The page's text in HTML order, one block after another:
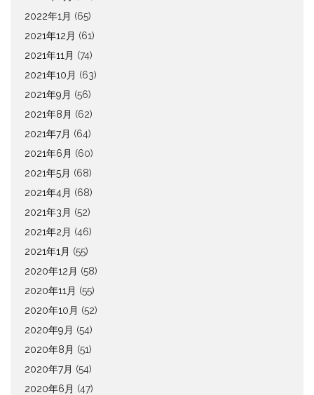
2022年1月 (65)
2021年12月 (61)
2021年11月 (74)
2021年10月 (63)
2021年9月 (56)
2021年8月 (62)
2021年7月 (64)
2021年6月 (60)
2021年5月 (68)
2021年4月 (68)
2021年3月 (52)
2021年2月 (46)
2021年1月 (55)
2020年12月 (58)
2020年11月 (55)
2020年10月 (52)
2020年9月 (54)
2020年8月 (51)
2020年7月 (54)
2020年6月 (47)